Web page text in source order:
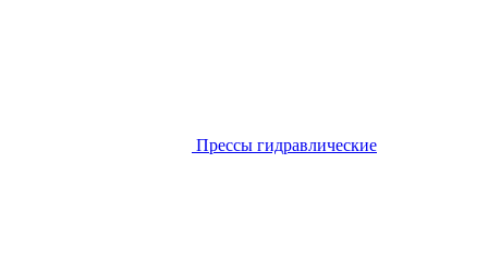
Прессы гидравлические